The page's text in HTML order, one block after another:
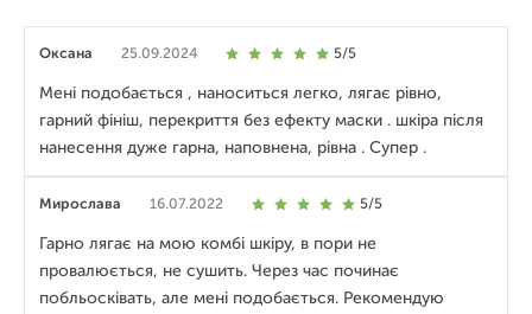
Оксана 25.09.2024 5/5
Мені подобається , наноситься легко, лягає рівно,
гарний фініш, перекриття без ефекту маски . шкіра після
нанесення дуже гарна, наповнена, рівна . Супер .
Мирослава 16.07.2022 5/5
Гарно лягає на мою комбі шкіру, в пори не
провалюється, не сушить. Через час починає
побльосківать, але мені подобається. Рекомендую